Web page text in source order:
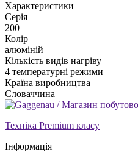
Xарактеристики
Серія
200
Колір
алюміній
Кількість видів нагріву
4 температурні режими
Країна виробництва
Словаччина
Техніка Premium класу
Інформація